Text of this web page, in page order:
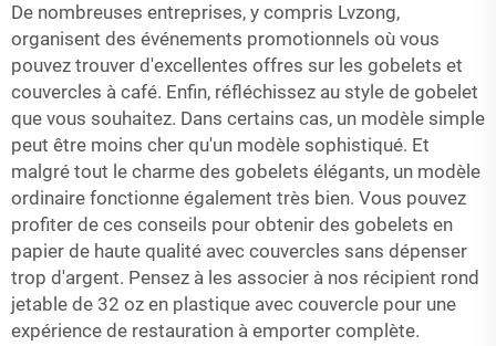
De nombreuses entreprises, y compris Lvzong,
organisent des événements promotionnels où vous
pouvez trouver d'excellentes offres sur les gobelets et
couvercles à café. Enfin, réfléchissez au style de gobelet
que vous souhaitez. Dans certains cas, un modèle simple
peut être moins cher qu'un modèle sophistiqué. Et
malgré tout le charme des gobelets élégants, un modèle
ordinaire fonctionne également très bien. Vous pouvez
profiter de ces conseils pour obtenir des gobelets en
papier de haute qualité avec couvercles sans dépenser
trop d'argent. Pensez à les associer à nos récipient rond
jetable de 32 oz en plastique avec couvercle pour une
expérience de restauration à emporter complète.